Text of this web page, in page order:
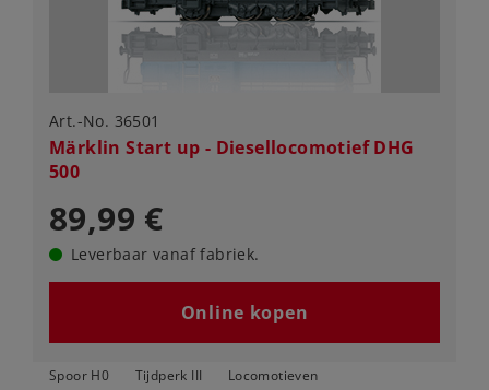
Art.-No. 36501
Märklin Start up - Diesellocomotief DHG
500
89,99 €
Leverbaar vanaf fabriek.
Online kopen
Spoor H0 Tijdperk III Locomotieven